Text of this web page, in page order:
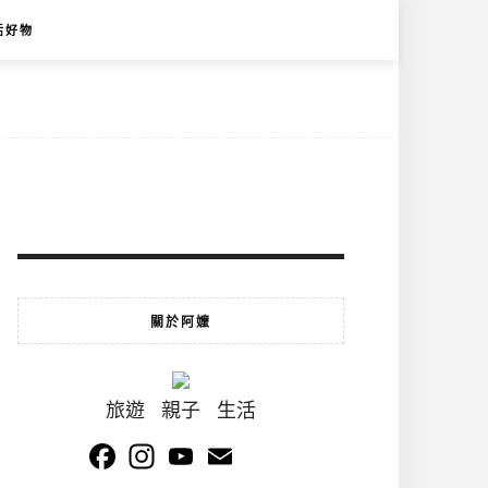
好物
關於阿嬤
旅遊 親子 生活
FacebookInstagramYouTube
Channel